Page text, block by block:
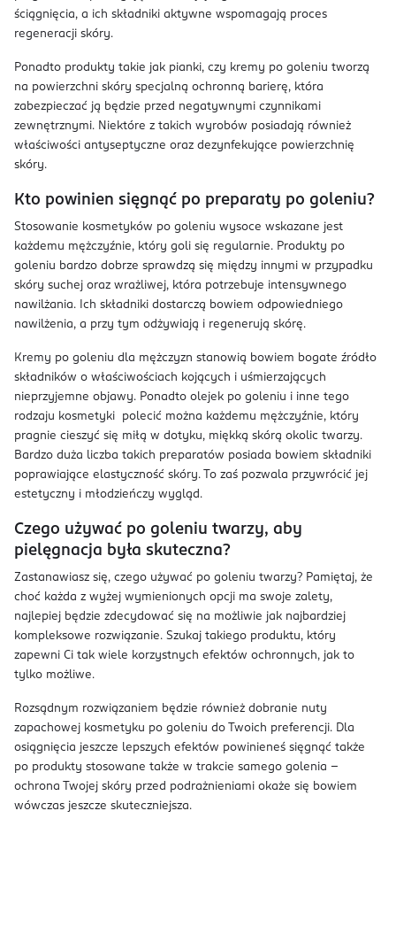
ściągnięcia, a ich składniki aktywne wspomagają proces
regeneracji skóry.
Ponadto produkty takie jak pianki, czy kremy po goleniu tworzą
na powierzchni skóry specjalną ochronną barierę, która
zabezpieczać ją będzie przed negatywnymi czynnikami
zewnętrznymi. Niektóre z takich wyrobów posiadają również
właściwości antyseptyczne oraz dezynfekujące powierzchnię
skóry.
Kto powinien sięgnąć po preparaty po goleniu?
Stosowanie kosmetyków po goleniu wysoce wskazane jest
każdemu mężczyźnie, który goli się regularnie. Produkty po
goleniu bardzo dobrze sprawdzą się między innymi w przypadku
skóry suchej oraz wrażliwej, która potrzebuje intensywnego
nawilżania. Ich składniki dostarczą bowiem odpowiedniego
nawilżenia, a przy tym odżywiają i regenerują skórę.
Kremy po goleniu dla mężczyzn stanowią bowiem bogate źródło
składników o właściwościach kojących i uśmierzających
nieprzyjemne objawy. Ponadto olejek po goleniu i inne tego
rodzaju kosmetyki polecić można każdemu mężczyźnie, który
pragnie cieszyć się miłą w dotyku, miękką skórą okolic twarzy.
Bardzo duża liczba takich preparatów posiada bowiem składniki
poprawiające elastyczność skóry. To zaś pozwala przywrócić jej
estetyczny i młodzieńczy wygląd.
Czego używać po goleniu twarzy, aby
pielęgnacja była skuteczna?
Zastanawiasz się, czego używać po goleniu twarzy? Pamiętaj, że
choć każda z wyżej wymienionych opcji ma swoje zalety,
najlepiej będzie zdecydować się na możliwie jak najbardziej
kompleksowe rozwiązanie. Szukaj takiego produktu, który
zapewni Ci tak wiele korzystnych efektów ochronnych, jak to
tylko możliwe.
Rozsądnym rozwiązaniem będzie również dobranie nuty
zapachowej kosmetyku po goleniu do Twoich preferencji. Dla
osiągnięcia jeszcze lepszych efektów powinieneś sięgnąć także
po produkty stosowane także w trakcie samego golenia –
ochrona Twojej skóry przed podrażnieniami okaże się bowiem
wówczas jeszcze skuteczniejsza.